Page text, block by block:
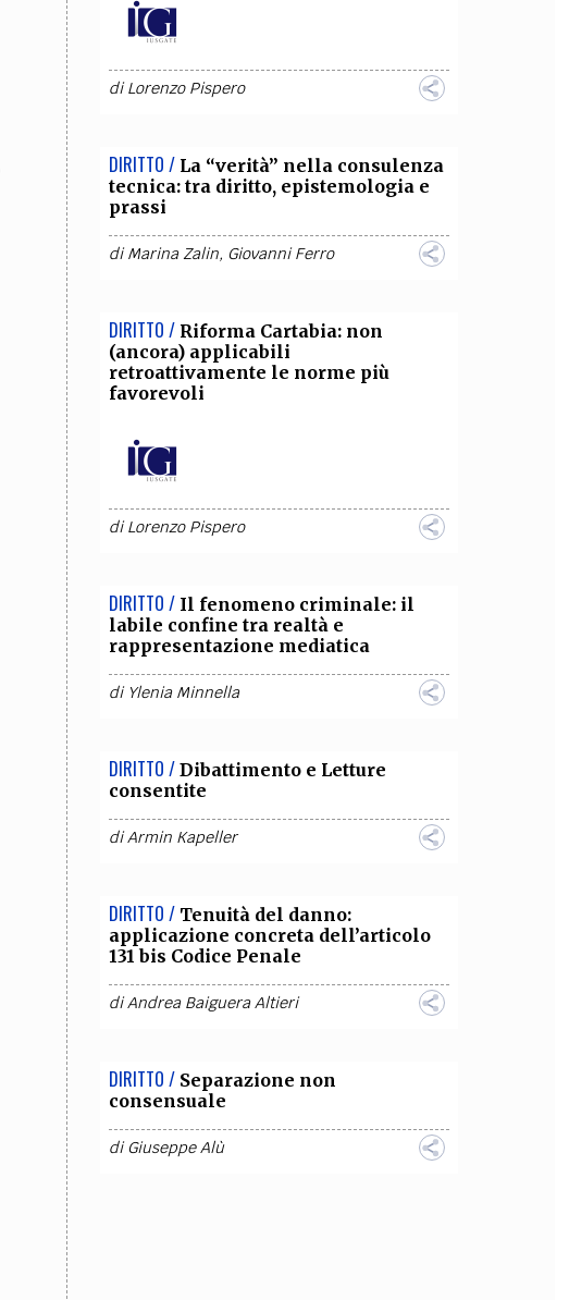
diLorenzo Pispero
DIRITTO / La “verità” nella consulenza
tecnica: tra diritto, epistemologia e
prassi
diMarina Zalin, Giovanni Ferro
DIRITTO / Riforma Cartabia: non
(ancora) applicabili
retroattivamente le norme più
favorevoli
diLorenzo Pispero
DIRITTO / Il fenomeno criminale: il
labile confine tra realtà e
rappresentazione mediatica
di Ylenia Minnella
DIRITTO / Dibattimento e Letture
consentite
diArmin Kapeller
DIRITTO / Tenuità del danno:
applicazione concreta dell’articolo
131 bis Codice Penale
diAndrea Baiguera Altieri
DIRITTO / Separazione non
consensuale
diGiuseppe Alù